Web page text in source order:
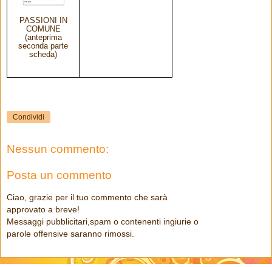
PASSIONI IN
COMUNE
(anteprima
seconda parte
scheda)
Condividi
Nessun commento:
Posta un commento
Ciao, grazie per il tuo commento che sarà
approvato a breve!
Messaggi pubblicitari,spam o contenenti ingiurie o
parole offensive saranno rimossi.